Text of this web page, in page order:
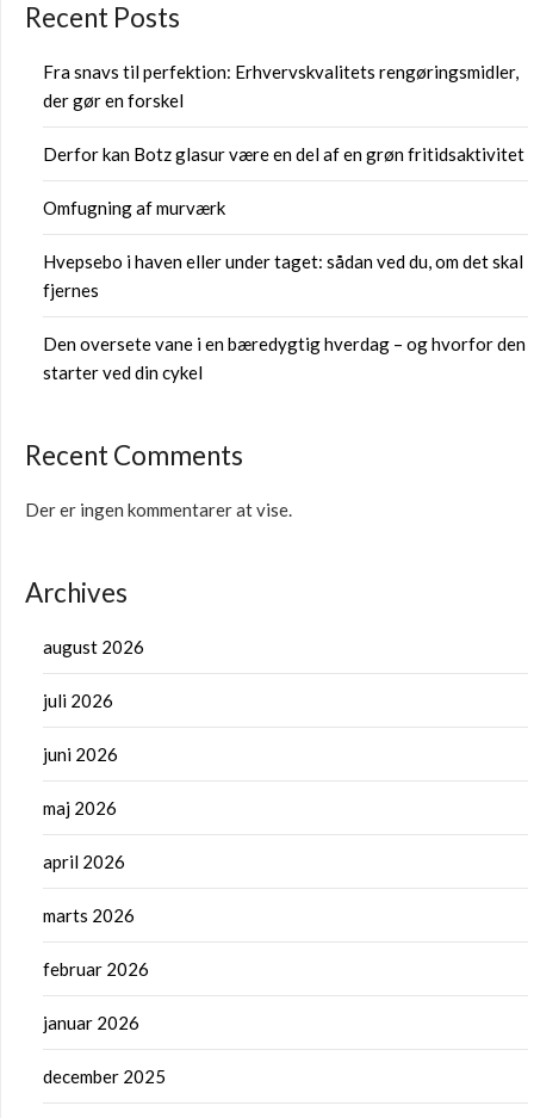
Recent Posts
Fra snavs til perfektion: Erhvervskvalitets rengøringsmidler,
der gør en forskel
Derfor kan Botz glasur være en del af en grøn fritidsaktivitet
Omfugning af murværk
Hvepsebo i haven eller under taget: sådan ved du, om det skal
fjernes
Den oversete vane i en bæredygtig hverdag – og hvorfor den
starter ved din cykel
Recent Comments
Der er ingen kommentarer at vise.
Archives
august 2026
juli 2026
juni 2026
maj 2026
april 2026
marts 2026
februar 2026
januar 2026
december 2025